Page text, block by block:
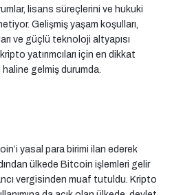
lisans süreçlerini ve hukuki
Gelişmiş yaşam koşulları,
ve güçlü teknoloji altyapısı
yatırımcıları için en dikkat
gelmiş durumda.
yasal para birimi ilan ederek
ülkede Bitcoin işlemleri gelir
vergisinden muaf tutuldu. Kripto